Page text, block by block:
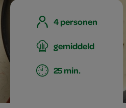
4 personen
gemiddeld
25 min.